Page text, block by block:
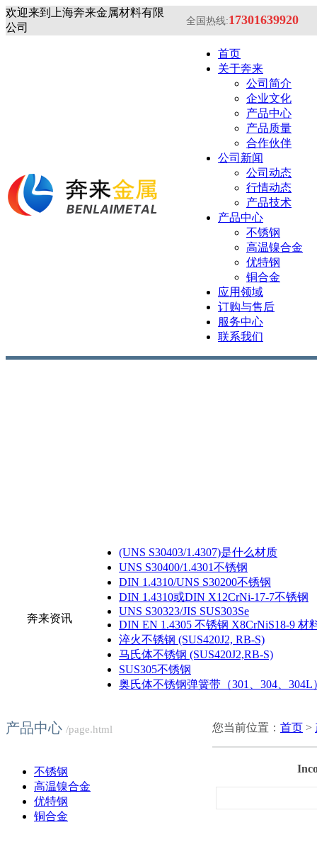
欢迎来到上海奔来金属材料有限
公司
全国热线:17301639920
首页
关于奔来
公司简介
企业文化
产品中心
产品质量
合作伙伴
公司新闻
公司动态
行情动态
产品技术
产品中心
不锈钢
高温镍合金
优特钢
铜合金
应用领域
订购与售后
服务中心
联系我们
奔来资讯
(UNS S30403/1.4307)是什么材质
UNS S30400/1.4301不锈钢
DIN 1.4310/UNS S30200不锈钢
DIN 1.4310或DIN X12CrNi-17-7不锈钢
UNS S30323/JIS SUS303Se
DIN EN 1.4305 不锈钢 X8CrNiS18-9 材
淬火不锈钢 (SUS420J2, RB-S)
马氏体不锈钢 (SUS420J2,RB-S)
SUS305不锈钢
奥氏体不锈钢弹簧带（301、304、304L
产品中心 /page.html
不锈钢
高温镍合金
优特钢
铜合金
您当前位置： 首页 >